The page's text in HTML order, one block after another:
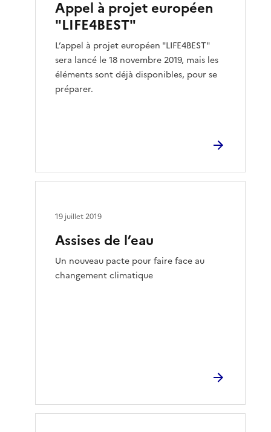
Appel à projet européen
"LIFE4BEST"
L’appel à projet européen "LIFE4BEST"
sera lancé le 18 novembre 2019, mais les
éléments sont déjà disponibles, pour se
préparer.
Assises de l’eau
Un nouveau pacte pour faire face au
changement climatique
19 juillet 2019